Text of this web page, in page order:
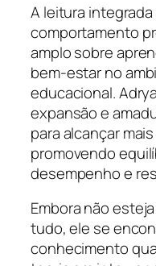
A leitura
comportamento
amplo sobre
bem-estar no
educacional.
expansão e
para alcançar
promovendo
desempenho e
Embora não
tudo, ele se
conhecimento